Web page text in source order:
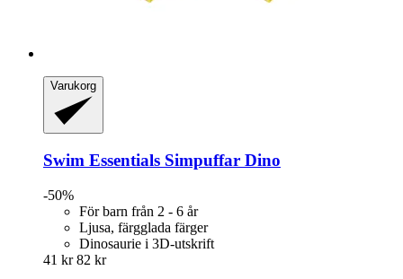
Varukorg
Swim Essentials Simpuffar Dino
-50%
För barn från 2 - 6 år
Ljusa, färgglada färger
Dinosaurie i 3D-utskrift
41 kr 82 kr